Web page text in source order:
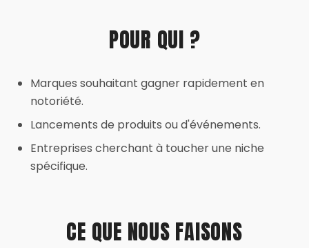
POUR QUI ?
Marques souhaitant gagner rapidement en
notoriété.
Lancements de produits ou d'événements.
Entreprises cherchant à toucher une niche
spécifique.
CE QUE NOUS FAISONS